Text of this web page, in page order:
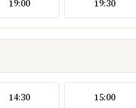
19:00 19:30
14:30 15:00